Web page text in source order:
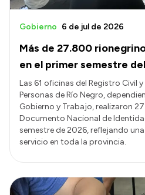
Más de 27.800
en el primer semestre
Gobierno 6 de jul de 2026
Las 61 oficinas del Registro Civil
Personas de Río Negro,
Gobierno y Trabajo, realizaron
Documento Nacional de
semestre de 2026, reflejando
servicio en toda la provincia.